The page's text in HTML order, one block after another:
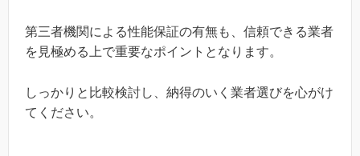
第三者機関による性能保証の有無も、信頼できる業者
を見極める上で重要なポイントとなります。
しっかりと比較検討し、納得のいく業者選びを心がけ
てください。